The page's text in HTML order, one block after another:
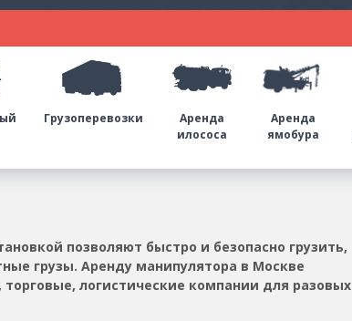
Грузоперевозки
Аренда
илососа
Аренда
ямобура
позволяют быстро и безопасно грузить,
грузы. Аренду манипулятора в Москве
логистические компании для разовых